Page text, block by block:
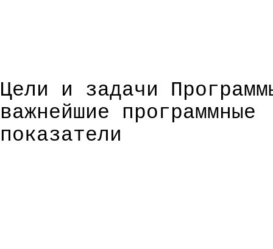
Цели и задачи
важнейшие программные
показатели